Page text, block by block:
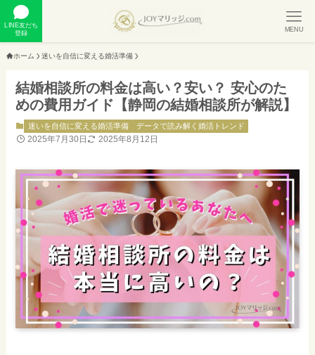
LINE友だち
登録
MENU
ホーム 迷いを自信に変える婚活準備
結婚相談所の料金は高い？安い？ 安心のた
めの費用ガイド【静岡の結婚相談所が解説】
迷いを自信に変える婚活準備 データで読み解く婚活トレンド
2025年7月30日 2025年8月12日